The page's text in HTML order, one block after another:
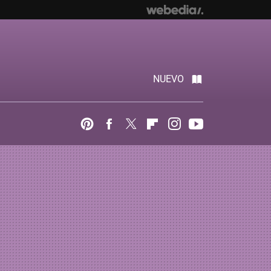
NUEVO
PinterestFacebook
Twitter FlipboardInstagram